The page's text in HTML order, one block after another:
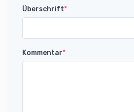
Überschrift*
Kommentar*